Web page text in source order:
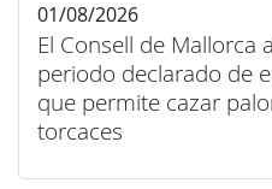
El Consell de Mallorca
periodo declarado de
que permite cazar
torcaces
01/08/2026